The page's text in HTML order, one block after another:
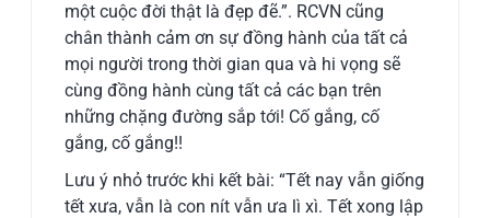
một cuộc đời thật là đẹp đẽ.”. RCVN cũng
chân thành cảm ơn sự đồng hành của tất cả
mọi người trong thời gian qua và hi vọng sẽ
cùng đồng hành cùng tất cả các bạn trên
những chặng đường sắp tới! Cố gắng, cố
gắng, cố gắng!!
Lưu ý nhỏ trước khi kết bài: “Tết nay vẫn giống
tết xưa, vẫn là con nít vẫn ưa lì xì. Tết xong lập